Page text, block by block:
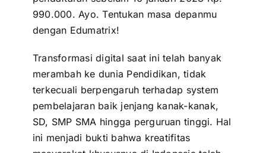
990.000. Ayo. Tentukan masa depanmu
dengan Edumatrix!
Transformasi digital saat ini telah banyak
merambah ke dunia Pendidikan, tidak
terkecuali berpengaruh terhadap system
pembelajaran baik jenjang kanak-kanak,
SD, SMP SMA hingga perguruan tinggi. Hal
ini menjadi bukti bahwa kreatifitas